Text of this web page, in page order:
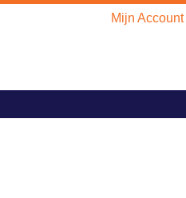
Mijn Account